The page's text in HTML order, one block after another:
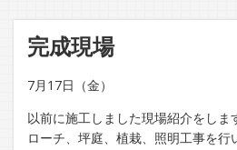
完成現場
7月17日（金）
以前に施工しました現場紹介をし
ローチ、坪庭、植栽、照明工事を行